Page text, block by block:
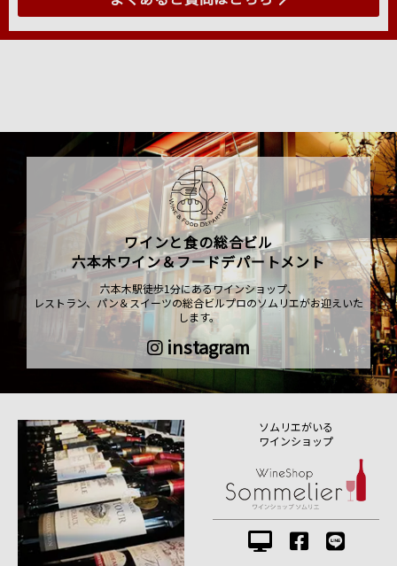
ワインと食の総合ビル
六本木ワイン＆フードデパートメント
六本木駅徒歩1分にあるワインショップ、
レストラン、パン＆スイーツの総合ビルプロのソムリエがお迎えいた
します。
instagram
ソムリエがいる
ワインショップ